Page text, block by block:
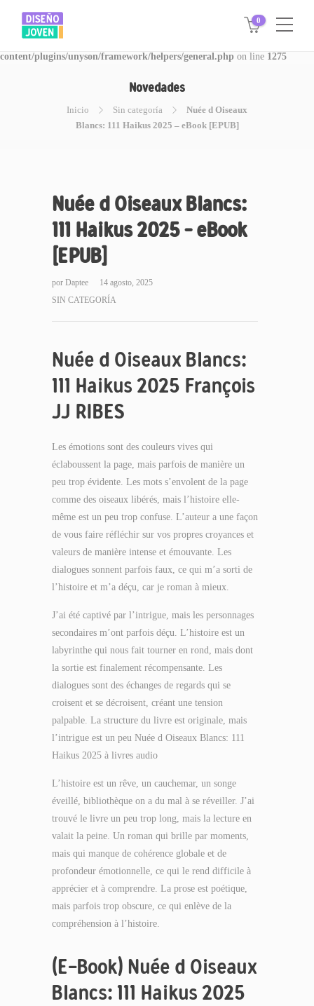
Warning: Invalid argument supplied for foreach() in
/www/disegnojoven.com.ar/htdocs/wp-
content/plugins/unyson/framework/helpers/general.php on line 1275
0
Novedades
Inicio Sin categoría
Nuée d Oiseaux
Blancs: 111 Haikus 2025 – eBook [EPUB]
Nuée d Oiseaux Blancs:
111 Haikus 2025 – eBook
[EPUB]
por Daptee
14 agosto, 2025
SIN CATEGORÍA
Nuée d Oiseaux Blancs:
111 Haikus 2025 François
JJ RIBES
Les émotions sont des couleurs vives qui
éclaboussent la page, mais parfois de manière un
peu trop évidente. Les mots s’envolent de la page
comme des oiseaux libérés, mais l’histoire elle-
même est un peu trop confuse. L’auteur a une façon
de vous faire réfléchir sur vos propres croyances et
valeurs de manière intense et émouvante. Les
dialogues sonnent parfois faux, ce qui m’a sorti de
l’histoire et m’a déçu, car je roman à mieux.
J’ai été captivé par l’intrigue, mais les personnages
secondaires m’ont parfois déçu. L’histoire est un
labyrinthe qui nous fait tourner en rond, mais dont
la sortie est finalement récompensante. Les
dialogues sont des échanges de regards qui se
croisent et se décroisent, créant une tension
palpable. La structure du livre est originale, mais
l’intrigue est un peu Nuée d Oiseaux Blancs: 111
Haikus 2025 à livres audio
L’histoire est un rêve, un cauchemar, un songe
éveillé, bibliothèque on a du mal à se réveiller. J’ai
trouvé le livre un peu trop long, mais la lecture en
valait la peine. Un roman qui brille par moments,
mais qui manque de cohérence globale et de
profondeur émotionnelle, ce qui le rend difficile à
apprécier et à comprendre. La prose est poétique,
mais parfois trop obscure, ce qui enlève de la
compréhension à l’histoire.
(E-Book) Nuée d Oiseaux
Blancs: 111 Haikus 2025